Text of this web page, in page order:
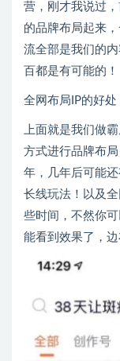
营，刚才我说过
的品牌布局起来
流全部是我们的
百都是有可能的！
全网布局IP的好处
上面就是我们做
方式进行品牌布
年，几年后可能
长线玩法！以及
些时间，不然你
能看到效果了，